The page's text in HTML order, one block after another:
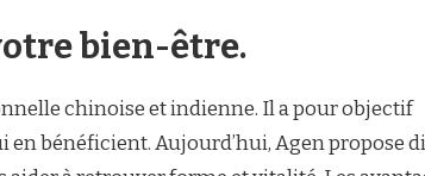
bien-être.
chinoise et indienne. Il a pour objectif
en bénéficient. Aujourd’hui, Agen propose